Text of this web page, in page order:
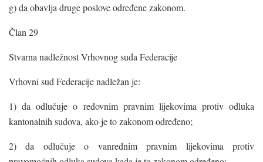
g) da obavlja druge poslove određene zakonom.
Član 29
Stvarna nadležnost Vrhovnog suda Federacije
Vrhovni sud Federacije nadležan je:
1) da odlučuje o redovnim pravnim lijekovima protiv odluka
kantonalnih sudova, ako je to zakonom određeno;
2) da odlučuje o vanrednim pravnim lijekovima protiv